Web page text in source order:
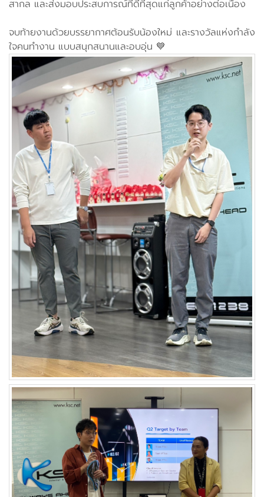
สากล และส่งมอบประสบการณ์ที่ดีที่สุดแก่ลูกค้าอย่างต่อเนื่อง
จบท้ายงานด้วยบรรยากาศต้อนรับน้องใหม่ และรางวัลแห่งกำลัง
ใจคนทำงาน แบบสนุกสนานและอบอุ่น 💙